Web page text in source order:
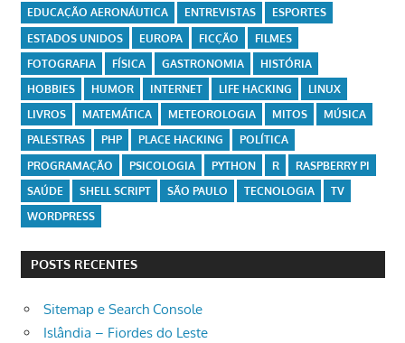
EDUCAÇÃO AERONÁUTICA
ENTREVISTAS
ESPORTES
ESTADOS UNIDOS
EUROPA FICÇÃO
FILMES
FOTOGRAFIA
FÍSICA GASTRONOMIA
HISTÓRIA
HOBBIES
HUMOR INTERNET LIFE HACKING
LINUX
LIVROS
MATEMÁTICA METEOROLOGIA MITOS
MÚSICA
PALESTRAS
PHP PLACE HACKING
POLÍTICA
PROGRAMAÇÃO
PSICOLOGIA PYTHON R
RASPBERRY PI
SAÚDE
SHELL SCRIPT SÃO PAULO TECNOLOGIA
TV
WORDPRESS
POSTS RECENTES
Sitemap e Search Console
Islândia – Fiordes do Leste